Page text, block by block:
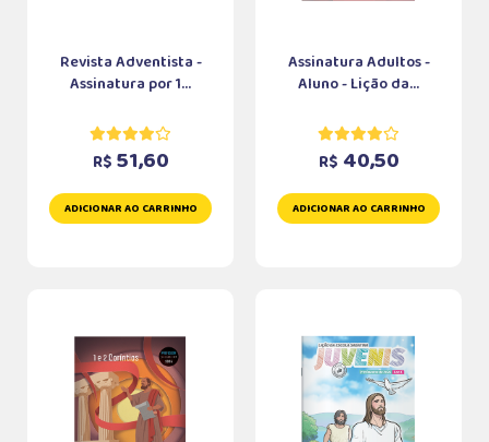
Revista Adventista -
Assinatura por 1...
R$ 51,60
ADICIONAR AO CARRINHO
Assinatura Adultos -
Aluno - Lição da...
R$ 40,50
ADICIONAR AO CARRINHO